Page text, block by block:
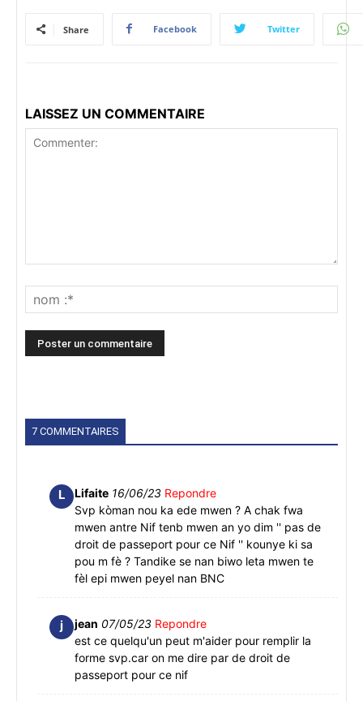
Share Facebook Twitter
LAISSEZ UN COMMENTAIRE
7 COMMENTAIRES
L Lifaite 16/06/23 Repondre
Svp kòman nou ka ede mwen ? A chak fwa
mwen antre Nif tenb mwen an yo dim '' pas de
droit de passeport pour ce Nif '' kounye ki sa
pou m fè ? Tandike se nan biwo leta mwen te
fèl epi mwen peyel nan BNC
j jean 07/05/23 Repondre
est ce quelqu'un peut m'aider pour remplir la
forme svp.car on me dire par de droit de
passeport pour ce nif